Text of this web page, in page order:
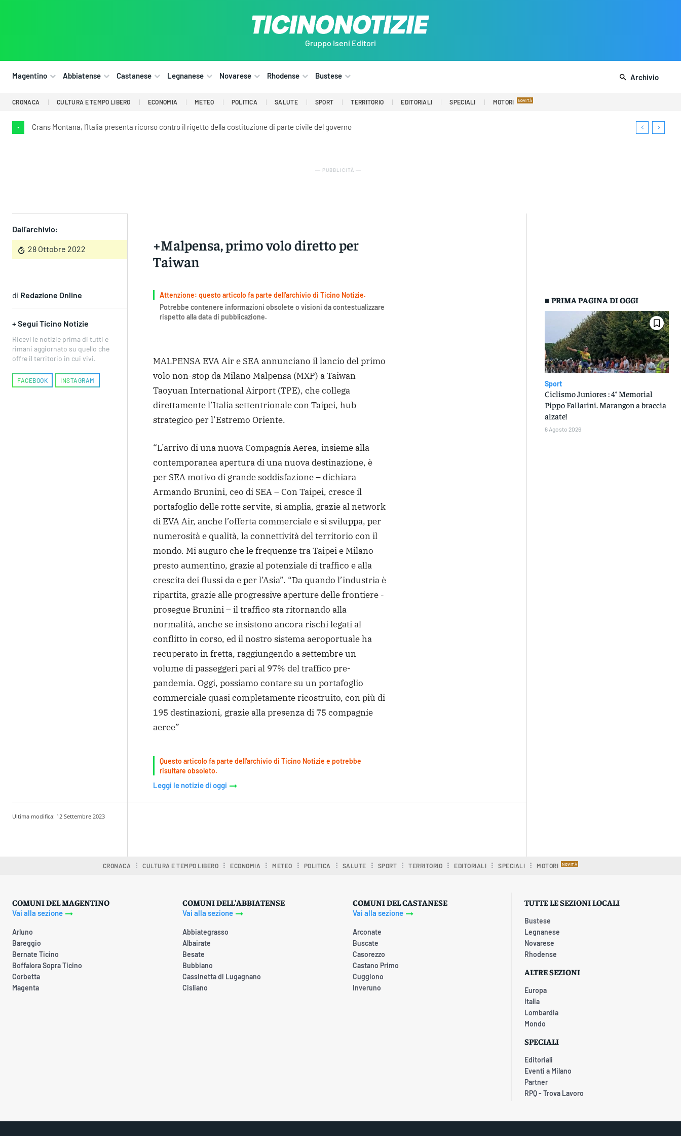
Gruppo Iseni Editori
Magentino Abbiatense Castanese Legnanese Novarese Rhodense Bustese Archivio
CRONACA CULTURA E TEMPO LIBERO ECONOMIA METEO POLITICA SALUTE SPORT TERRITORIO EDITORIALI SPECIALI MOTORI
• Crans Montana, l’Italia presenta ricorso contro il rigetto della costituzione di parte civile del governo
― PUBBLICITÀ ―
Dall'archivio:
28 Ottobre 2022
+Malpensa, primo volo diretto per
Taiwan
di Redazione Online
+ Segui Ticino Notizie
Ricevi le notizie prima di tutti e
rimani aggiornato su quello che
offre il territorio in cui vivi.
FACEBOOK INSTAGRAM
Attenzione: questo articolo fa parte dell'archivio di Ticino Notizie.
Potrebbe contenere informazioni obsolete o visioni da contestualizzare
rispetto alla data di pubblicazione.
MALPENSA EVA Air e SEA annunciano il lancio del primo
volo non-stop da Milano Malpensa (MXP) a Taiwan
Taoyuan International Airport (TPE), che collega
direttamente l’Italia settentrionale con Taipei, hub
strategico per l’Estremo Oriente.
“L’arrivo di una nuova Compagnia Aerea, insieme alla
contemporanea apertura di una nuova destinazione, è
per SEA motivo di grande soddisfazione – dichiara
Armando Brunini, ceo di SEA – Con Taipei, cresce il
portafoglio delle rotte servite, si amplia, grazie al network
di EVA Air, anche l’offerta commerciale e si sviluppa, per
numerosità e qualità, la connettività del territorio con il
mondo. Mi auguro che le frequenze tra Taipei e Milano
presto aumentino, grazie al potenziale di traffico e alla
crescita dei flussi da e per l’Asia”. “Da quando l’industria è
ripartita, grazie alle progressive aperture delle frontiere -
prosegue Brunini – il traffico sta ritornando alla
normalità, anche se insistono ancora rischi legati al
conflitto in corso, ed il nostro sistema aeroportuale ha
recuperato in fretta, raggiungendo a settembre un
volume di passeggeri pari al 97% del traffico pre-
pandemia. Oggi, possiamo contare su un portafoglio
commerciale quasi completamente ricostruito, con più di
195 destinazioni, grazie alla presenza di 75 compagnie
aeree”
Questo articolo fa parte dell'archivio di Ticino Notizie e potrebbe
risultare obsoleto.
Leggi le notizie di oggi
■ PRIMA PAGINA DI OGGI
Sport
Ciclismo Juniores : 4° Memorial
Pippo Fallarini. Marangon a braccia
alzate!
6 Agosto 2026
Ultima modifica: 12 Settembre 2023
CRONACA CULTURA E TEMPO LIBERO ECONOMIA METEO POLITICA SALUTE SPORT TERRITORIO EDITORIALI SPECIALI MOTORI
COMUNI DEL MAGENTINO
Vai alla sezione
Arluno
Bareggio
Bernate Ticino
Boffalora Sopra Ticino
Corbetta
Magenta
COMUNI DELL'ABBIATENSE
Vai alla sezione
Abbiategrasso
Albairate
Besate
Bubbiano
Cassinetta di Lugagnano
Cisliano
COMUNI DEL CASTANESE
Vai alla sezione
Arconate
Buscate
Casorezzo
Castano Primo
Cuggiono
Inveruno
TUTTE LE SEZIONI LOCALI
Bustese
Legnanese
Novarese
Rhodense
ALTRE SEZIONI
Europa
Italia
Lombardia
Mondo
SPECIALI
Editoriali
Eventi a Milano
Partner
RPQ - Trova Lavoro